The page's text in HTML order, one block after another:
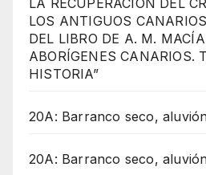
LOS ANTIGUOS
DEL LIBRO DE A. M.
ABORÍGENES CANARIOS.
HISTORIA”
20A: Barranco seco,
20A: Barranco seco,